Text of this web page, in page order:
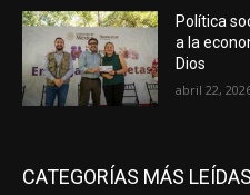
Política
a la
Dios
abril 22,
CATEGORÍAS MÁS LEÍDAS